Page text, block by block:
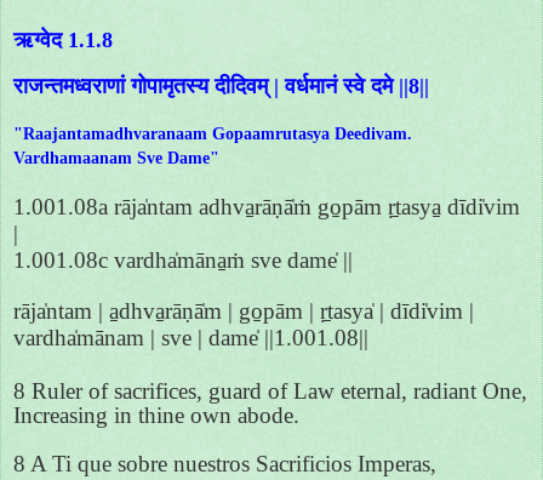
ऋग्वेद 1.1.8
राजन्तमध्वराणां गोपामृतस्य दीदिवम् | वर्धमानं स्वे दमे ||8||
"Raajantamadhvaranaam Gopaamrutasya Deedivam.
Vardhamaanam Sve Dame"
1.001.08a rāja̍ntam adhva̱rāṇā̍ṁ go̱pām ṛ̱tasya̱ dīdi̍vim
|
1.001.08c vardha̍māna̱ṁ sve dame̍ ||
rāja̍ntam | a̱dhva̱rāṇā̍m | go̱pām | ṛ̱tasya̍ | dīdi̍vim |
vardha̍mānam | sve | dame̍ ||1.001.08||
8 Ruler of sacrifices, guard of Law eternal, radiant One,
Increasing in thine own abode.
8 A Ti que sobre nuestros Sacrificios Imperas,